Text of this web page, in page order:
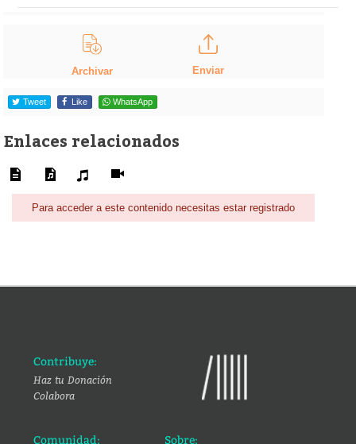
Archivar Enviar
Tweet Like WhatsApp
Enlaces relacionados
Para acceder a este contenido necesitas estar registrado
Contribuye:
Haz tu Donación
Colabora
Comunidad: Sobre: